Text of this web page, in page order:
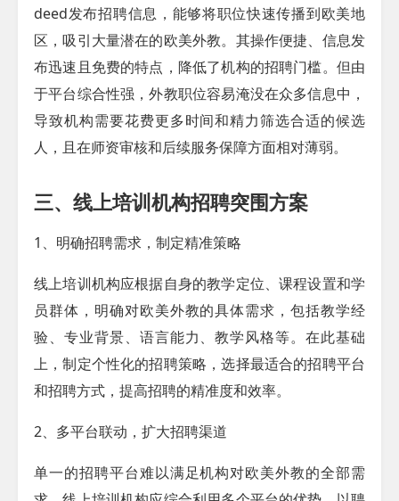
deed发布招聘信息，能够将职位快速传播到欧美地
区，吸引大量潜在的欧美外教。其操作便捷、信息发
布迅速且免费的特点，降低了机构的招聘门槛。但由
于平台综合性强，外教职位容易淹没在众多信息中，
导致机构需要花费更多时间和精力筛选合适的候选
人，且在师资审核和后续服务保障方面相对薄弱。
三、线上培训机构招聘突围方案
1、明确招聘需求，制定精准策略
线上培训机构应根据自身的教学定位、课程设置和学
员群体，明确对欧美外教的具体需求，包括教学经
验、专业背景、语言能力、教学风格等。在此基础
上，制定个性化的招聘策略，选择最适合的招聘平台
和招聘方式，提高招聘的精准度和效率。
2、多平台联动，扩大招聘渠道
单一的招聘平台难以满足机构对欧美外教的全部需